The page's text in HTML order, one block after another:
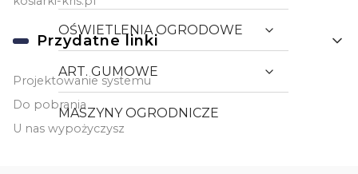
OŚWIETLENIA OGRODOWE
ART. GUMOWE
MASZYNY OGRODNICZE
Przydatne linki
Projektowanie systemu
Do pobrania
U nas wypożyczysz